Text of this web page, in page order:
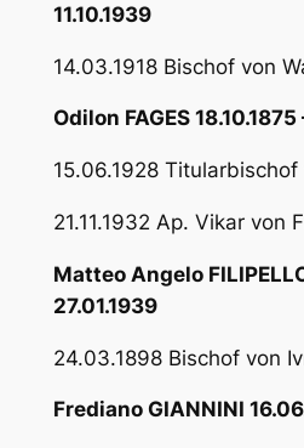
11.10.1939
14.03.1918 Bischof von
Odilon FAGES 18.10.1875
15.06.1928 Titularbischof
21.11.1932 Ap. Vikar von
Matteo Angelo
27.01.1939
24.03.1898 Bischof von
Frediano GIANNINI